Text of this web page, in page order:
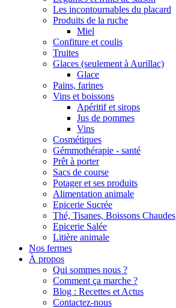
Les incontournables du placard
Produits de la ruche
Miel
Confiture et coulis
Truites
Glaces (seulement à Aurillac)
Glace
Pains, farines
Vins et boissons
Apéritif et sirops
Jus de pommes
Vins
Cosmétiques
Gémmothérapie - santé
Prêt à porter
Sacs de course
Potager et ses produits
Alimentation animale
Epicerie Sucrée
Thé, Tisanes, Boissons Chaudes
Epicerie Salée
Litière animale
Nos fermes
À propos
Qui sommes nous ?
Comment ça marche ?
Blog : Recettes et Actus
Contactez-nous